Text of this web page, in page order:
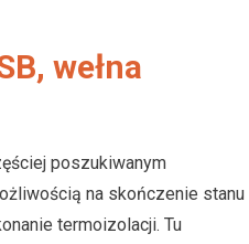
wełna
poszukiwanym
na skończenie stanu
termoizolacji. Tu